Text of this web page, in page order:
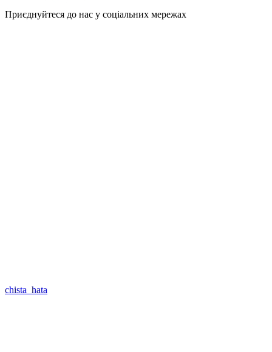
Приєднуйтеся до нас у соціальних мережах
chista_hata